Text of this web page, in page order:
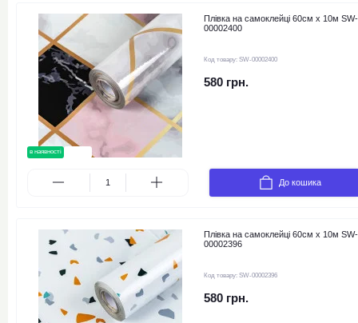
в наявності
Плівка на самоклейці 60см х 10м SW-
00002400
Код товару: SW-00002400
580 грн.
До кошика
Плівка на самоклейці 60см х 10м SW-
00002396
Код товару: SW-00002396
580 грн.